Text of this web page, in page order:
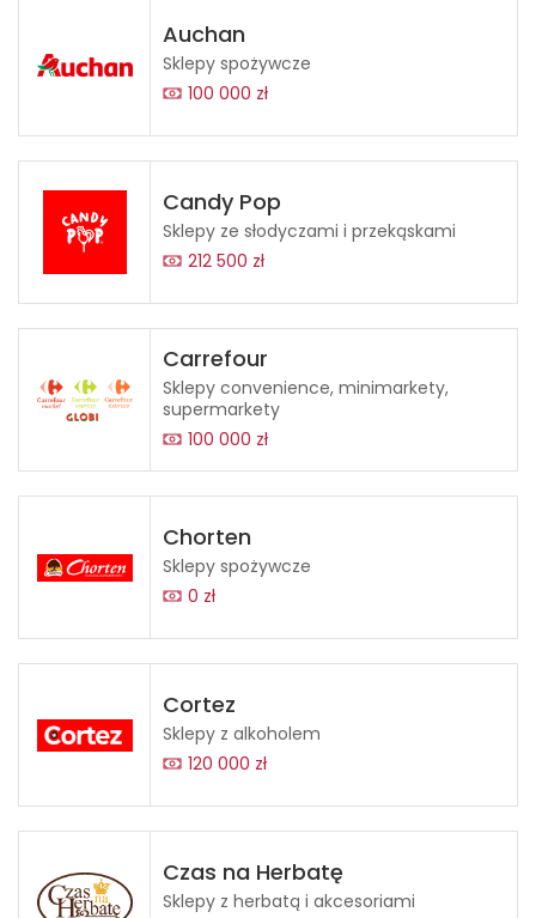
Auchan
Sklepy spożywcze
100 000 zł
Candy Pop
Sklepy ze słodyczami i przekąskami
212 500 zł
Carrefour
Sklepy convenience, minimarkety,
supermarkety
100 000 zł
Chorten
Sklepy spożywcze
0 zł
Cortez
Sklepy z alkoholem
120 000 zł
Czas na Herbatę
Sklepy z herbatą i akcesoriami